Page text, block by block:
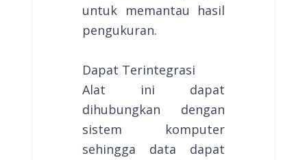
untuk memantau hasil
pengukuran.
Dapat Terintegrasi
Alat ini dapat
dihubungkan dengan
sistem komputer
sehingga data dapat